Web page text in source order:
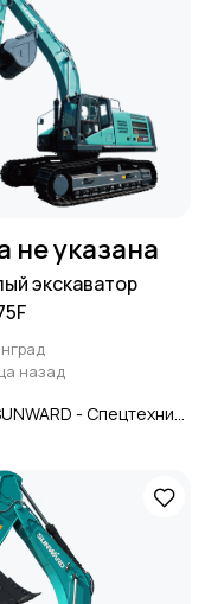
не указана
экскаватор
назад